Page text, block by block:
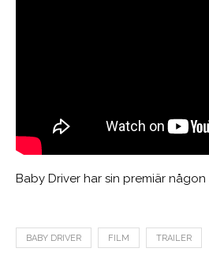
Baby Driver har sin premiär någon
BABY DRIVER FILM TRAILER